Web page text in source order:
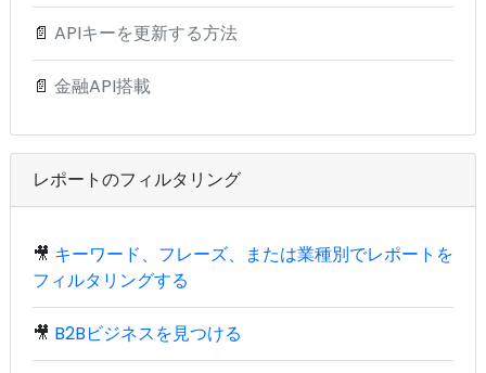
📄 APIキーを更新する方法
📄 金融API搭載
レポートのフィルタリング
🎥 キーワード、フレーズ、または業種別でレポートを
フィルタリングする
🎥 B2Bビジネスを見つける